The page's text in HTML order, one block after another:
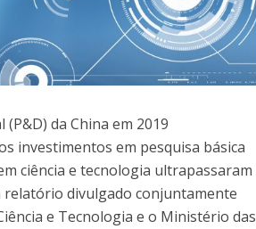
da China em 2019
investimentos em pesquisa básica
ciência e tecnologia ultrapassaram
relatório divulgado conjuntamente
e Tecnologia e o Ministério das